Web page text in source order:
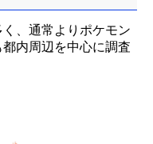
、通常よりポケモン
内周辺を中心に調査